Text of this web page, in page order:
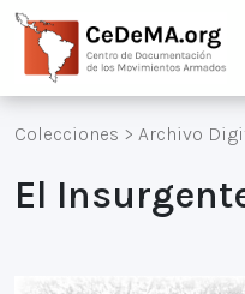
Colecciones > Archivo
El